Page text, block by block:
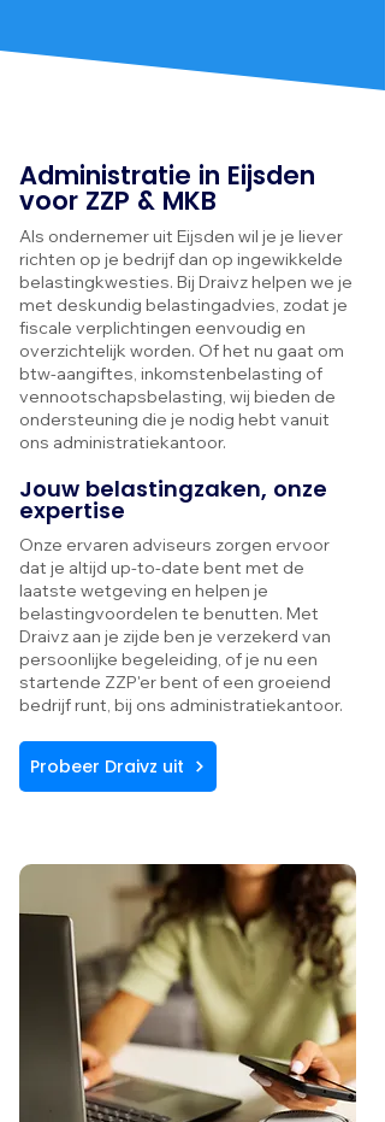
Administratie in Eijsden
voor ZZP & MKB
Als ondernemer uit Eijsden wil je je liever
richten op je bedrijf dan op ingewikkelde
belastingkwesties. Bij Draivz helpen we je
met deskundig belastingadvies, zodat je
fiscale verplichtingen eenvoudig en
overzichtelijk worden. Of het nu gaat om
btw-aangiftes, inkomstenbelasting of
vennootschapsbelasting, wij bieden de
ondersteuning die je nodig hebt vanuit
ons administratiekantoor.
Jouw belastingzaken, onze
expertise
Onze ervaren adviseurs zorgen ervoor
dat je altijd up-to-date bent met de
laatste wetgeving en helpen je
belastingvoordelen te benutten. Met
Draivz aan je zijde ben je verzekerd van
persoonlijke begeleiding, of je nu een
startende ZZP'er bent of een groeiend
bedrijf runt, bij ons administratiekantoor.
Probeer Draivz uit